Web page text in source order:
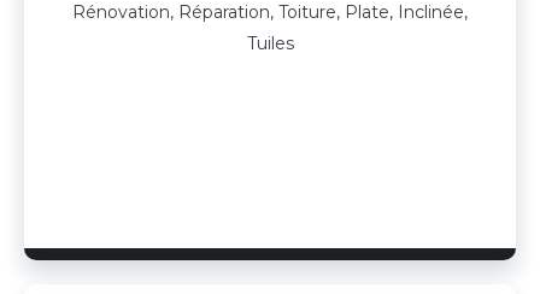
Rénovation, Réparation, Toiture, Plate, Inclinée,
Tuiles